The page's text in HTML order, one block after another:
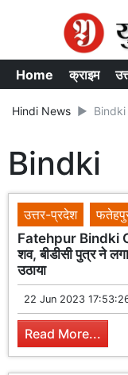
Home क्राइम
Hindi News Bindki
Bindki
उत्तर-प्रदेश
Fatehpur Bindki
शव, बीडीसी पुत्र ने
उठाया
22 Jun 2023
Read More...